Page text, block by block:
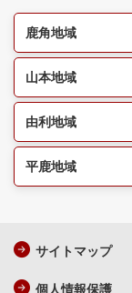
鹿角地域
山本地域
由利地域
平鹿地域
サイトマップ
個人情報保護